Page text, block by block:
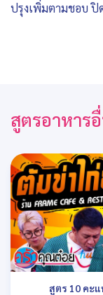
ปรุงเพิ่มตามชอบ ปิ
สูตรอาหาร
สูตร 10 คะแ